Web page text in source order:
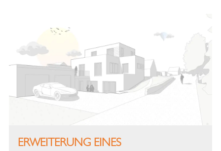
ERWEITERUNG EINES